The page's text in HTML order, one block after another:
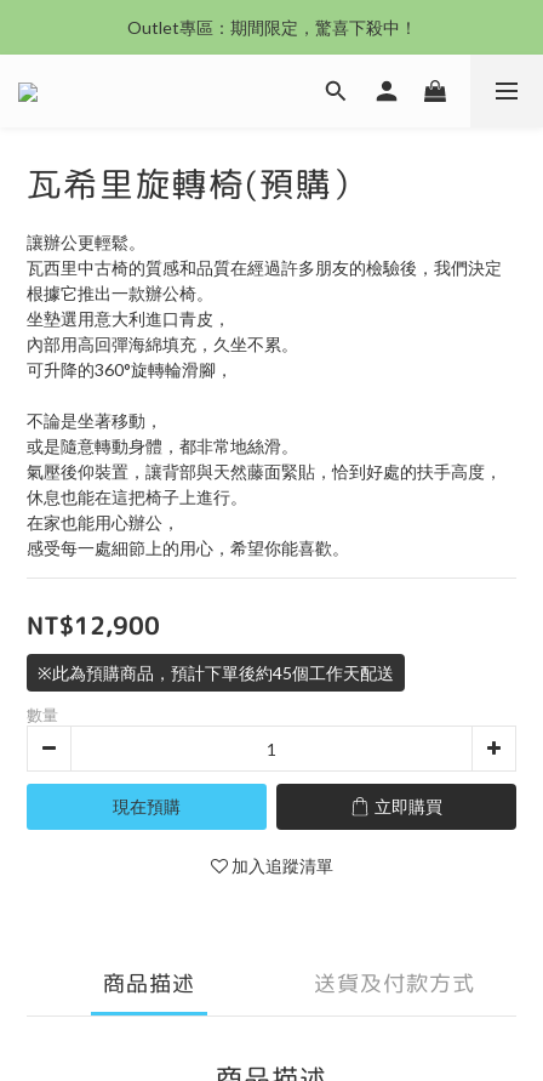
沙發新登場｜想躺就躺，頭等艙到商務艙一次擁有
沙發新登場｜想躺就躺，頭等艙到商務艙一次擁有
奶油沙發8折起！手刀下單 舒適與溫暖同步到手！
沙發新登場｜想躺就躺，頭等艙到商務艙一次擁有
瓦希里旋轉椅(預購）
讓辦公更輕鬆。
瓦西里中古椅的質感和品質在經過許多朋友的檢驗後，我們決定
根據它推出一款辦公椅。
坐墊選用意大利進口青皮，
內部用高回彈海綿填充，久坐不累。
可升降的360°旋轉輪滑腳，
不論是坐著移動，
或是隨意轉動身體，都非常地絲滑。
氣壓後仰裝置，讓背部與天然藤面緊貼，恰到好處的扶手高度，
休息也能在這把椅子上進行。
在家也能用心辦公，
感受每一處細節上的用心，希望你能喜歡。
NT$12,900
※此為預購商品，預計下單後約45個工作天配送
數量
現在預購 立即購買
加入追蹤清單
商品描述 送貨及付款方式